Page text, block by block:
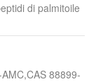
di palmitoile
88899-